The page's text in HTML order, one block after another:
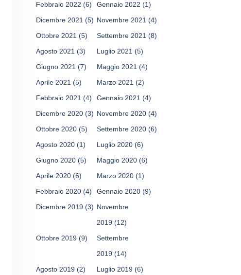
Febbraio 2022 (6) Gennaio 2022 (1)
Dicembre 2021 (5) Novembre 2021 (4)
Ottobre 2021 (5) Settembre 2021 (8)
Agosto 2021 (3) Luglio 2021 (5)
Giugno 2021 (7) Maggio 2021 (4)
Aprile 2021 (5) Marzo 2021 (2)
Febbraio 2021 (4) Gennaio 2021 (4)
Dicembre 2020 (3) Novembre 2020 (4)
Ottobre 2020 (5) Settembre 2020 (6)
Agosto 2020 (1) Luglio 2020 (6)
Giugno 2020 (5) Maggio 2020 (6)
Aprile 2020 (6) Marzo 2020 (1)
Febbraio 2020 (4) Gennaio 2020 (9)
Dicembre 2019 (3) Novembre
2019 (12)
Ottobre 2019 (9)
Settembre
2019 (14)
Agosto 2019 (2) Luglio 2019 (6)